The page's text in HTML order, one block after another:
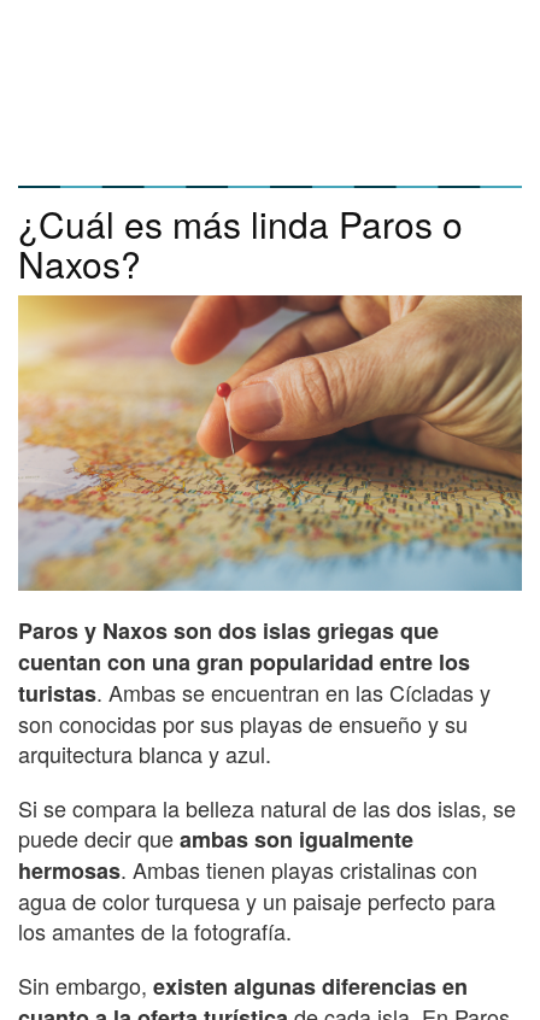
¿Cuál es más linda Paros o
Naxos?
Paros y Naxos son dos islas griegas que
cuentan con una gran popularidad entre los
turistas. Ambas se encuentran en las Cícladas y
son conocidas por sus playas de ensueño y su
arquitectura blanca y azul.
Si se compara la belleza natural de las dos islas, se
puede decir queambas son igualmente
hermosas. Ambas tienen playas cristalinas con
agua de color turquesa y un paisaje perfecto para
los amantes de la fotografía.
Sin embargo, existen algunas diferencias en